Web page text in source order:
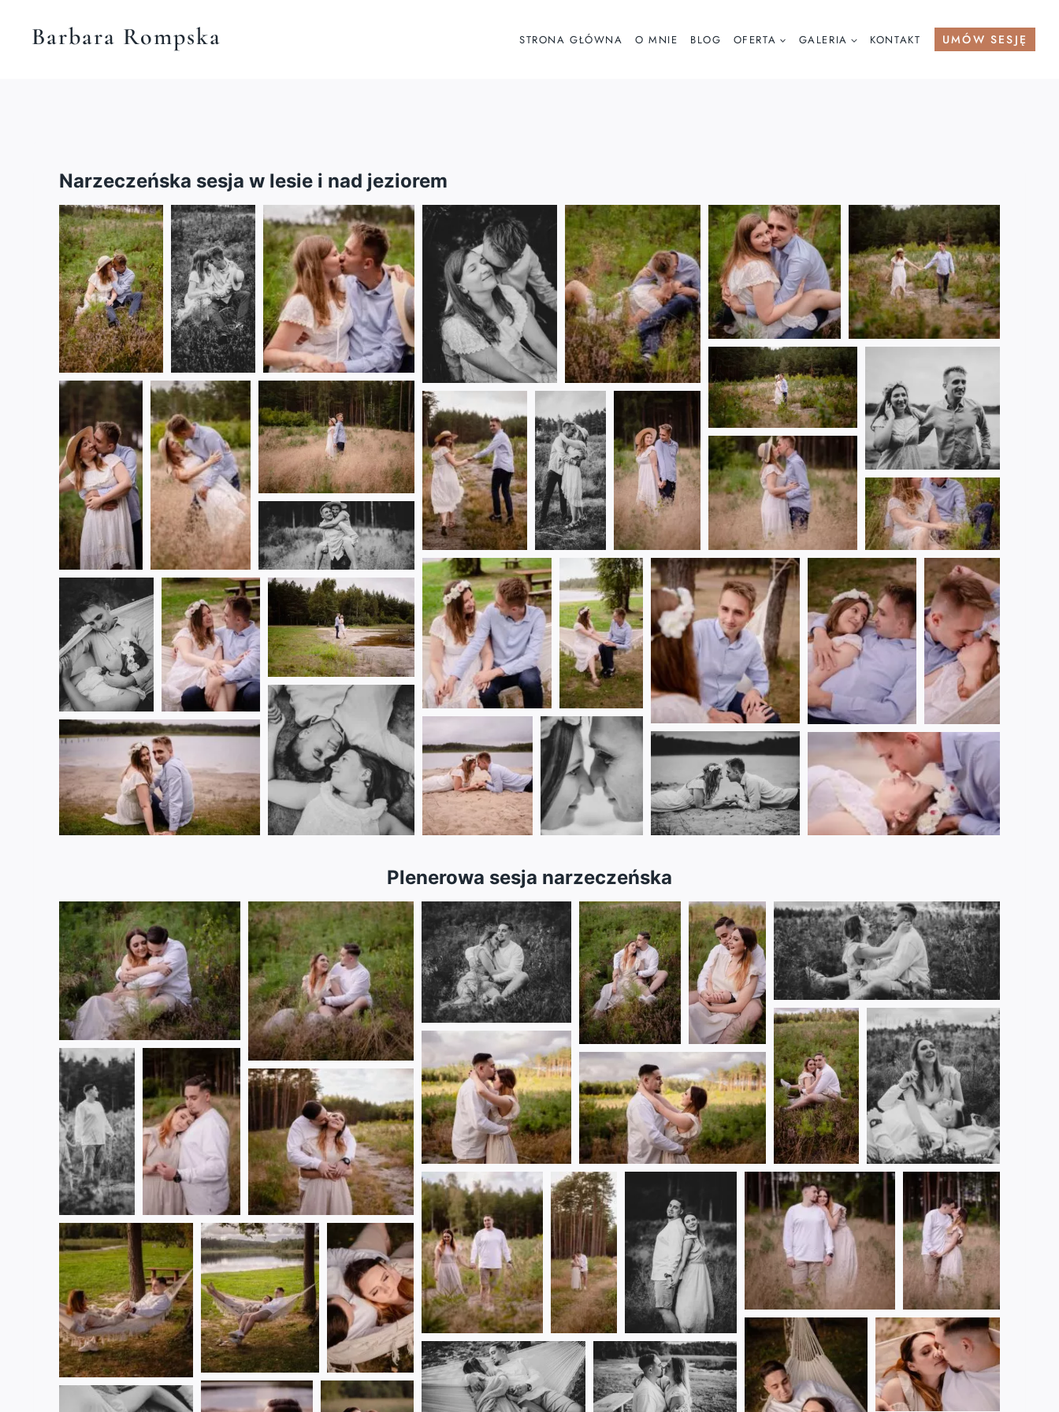
Barbara Rompska STRONA GŁÓWNA O MNIE BLOG OFERTA GALERIA KONTAKT UMÓW SESJĘ
Narzeczeńska sesja w lesie i nad jeziorem
Plenerowa sesja narzeczeńska